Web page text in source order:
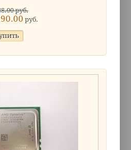
руб.
руб.